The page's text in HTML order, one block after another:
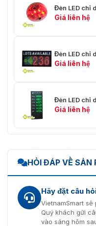
Đèn LED chỉ
Giá liên hệ
Đèn LED chỉ
Giá liên hệ
Đèn LED chỉ
Giá liên hệ
HỎI ĐÁP VỀ SẢN
Hãy đặt câu
VietnamSmart sẽ
Quý khách gửi
vào sáng hôm